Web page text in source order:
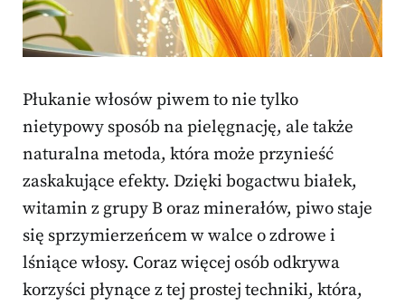
Płukanie włosów piwem to nie tylko
nietypowy sposób na pielęgnację, ale także
naturalna metoda, która może przynieść
zaskakujące efekty. Dzięki bogactwu białek,
witamin z grupy B oraz minerałów, piwo staje
się sprzymierzeńcem w walce o zdrowe i
lśniące włosy. Coraz więcej osób odkrywa
korzyści płynące z tej prostej techniki, która,